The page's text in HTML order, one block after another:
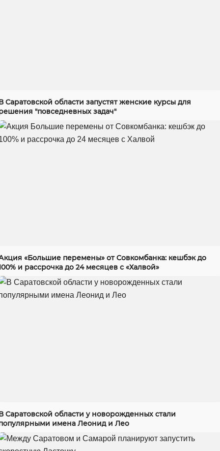
Саратовской области запустят женские курсы для
"повседневных задач"
«Большие перемены» от Совкомбанка: кешбэк до
и рассрочка до 24 месяцев с «Халвой»
Саратовской области у новорожденных стали
имена Леонид и Лео